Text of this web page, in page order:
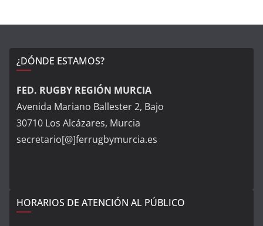
¿DÓNDE ESTAMOS?
FED. RUGBY REGIÓN MURCIA
Avenida Mariano Ballester 2, Bajo
30710 Los Alcázares, Murcia
secretario[@]ferrugbymurcia.es
HORARIOS DE ATENCIÓN AL PÚBLICO